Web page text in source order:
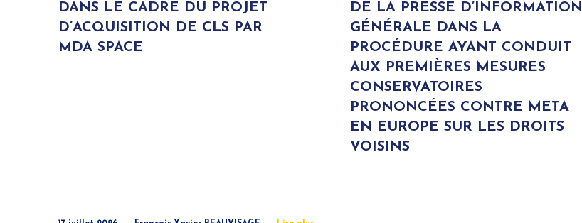
DANS LE CADRE DU PROJET
D’ACQUISITION DE CLS PAR
MDA SPACE
DE LA PRESSE D’INFORMATION
GÉNÉRALE DANS LA
PROCÉDURE AYANT CONDUIT
AUX PREMIÈRES MESURES
CONSERVATOIRES
PRONONCÉES CONTRE META
EN EUROPE SUR LES DROITS
VOISINS